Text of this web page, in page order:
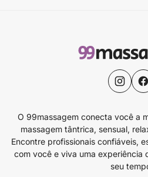
O 99massagem conecta você a
massagem tântrica, sensual,
Encontre profissionais confiáveis,
com você e viva uma experiência
seu